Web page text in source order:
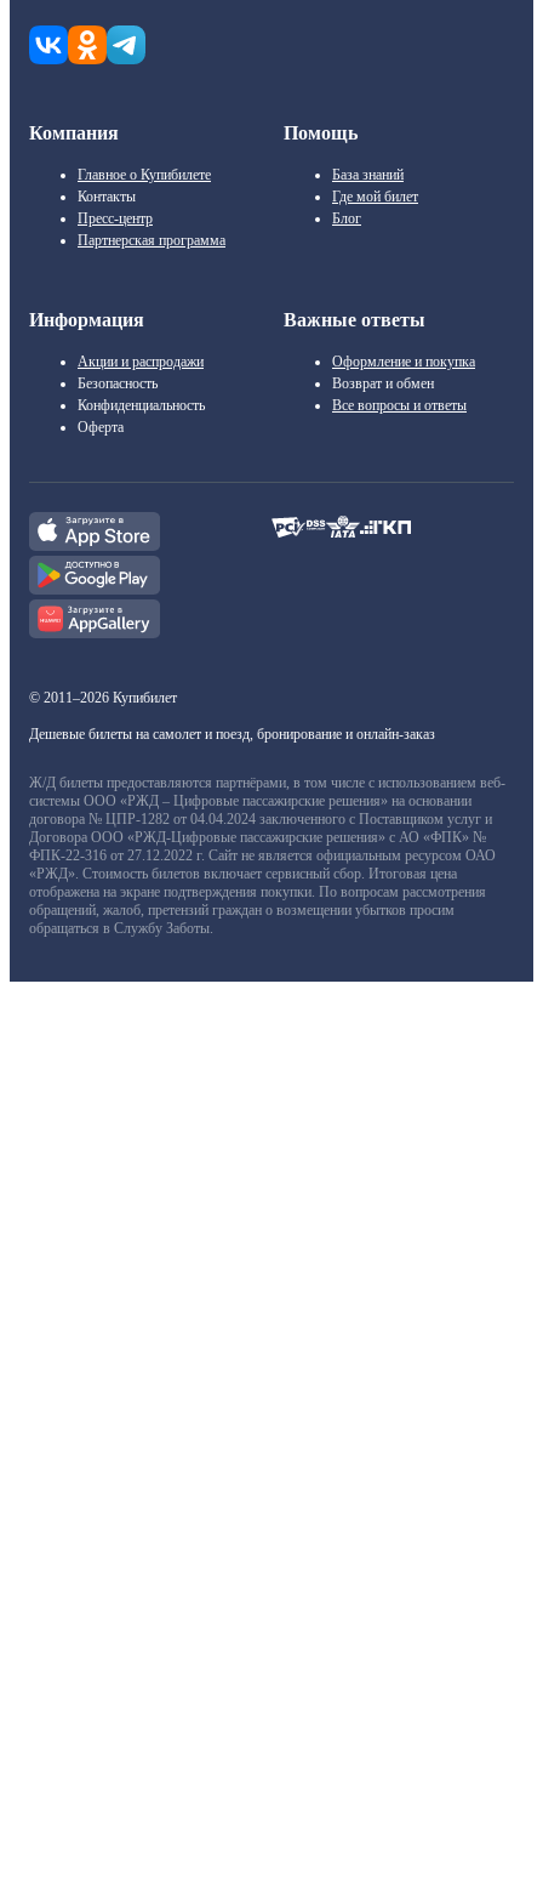
Компания
Главное о Купибилете
Контакты
Пресс-центр
Партнерская программа
Помощь
База знаний
Где мой билет
Блог
Информация
Акции и распродажи
Безопасность
Конфиденциальность
Оферта
Важные ответы
Оформление и покупка
Возврат и обмен
Все вопросы и ответы
© 2011–2026 Купибилет
Дешевые билеты на самолет и поезд, бронирование и онлайн-заказ
Ж/Д билеты предоставляются партнёрами, в том числе с использованием веб-
системы ООО «РЖД – Цифровые пассажирские решения» на основании
договора № ЦПР-1282 от 04.04.2024 заключенного с Поставщиком услуг и
Договора ООО «РЖД-Цифровые пассажирские решения» с АО «ФПК» №
ФПК-22-316 от 27.12.2022 г. Сайт не является официальным ресурсом ОАО
«РЖД». Стоимость билетов включает сервисный сбор. Итоговая цена
отображена на экране подтверждения покупки. По вопросам рассмотрения
обращений, жалоб, претензий граждан о возмещении убытков просим
обращаться в Службу Заботы.